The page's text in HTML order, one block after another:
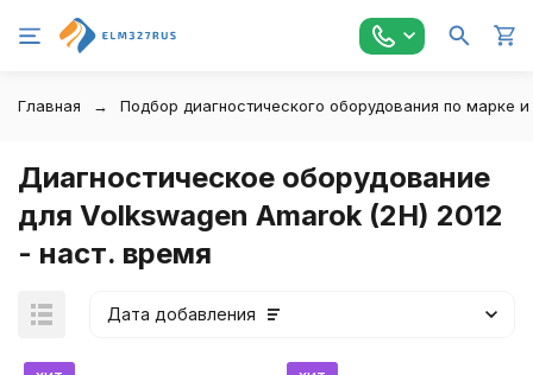
Главная Подбор диагностического оборудования по марке
Диагностическое оборудование
для Volkswagen Amarok (2H) 2012
- наст. время
Дата добавления